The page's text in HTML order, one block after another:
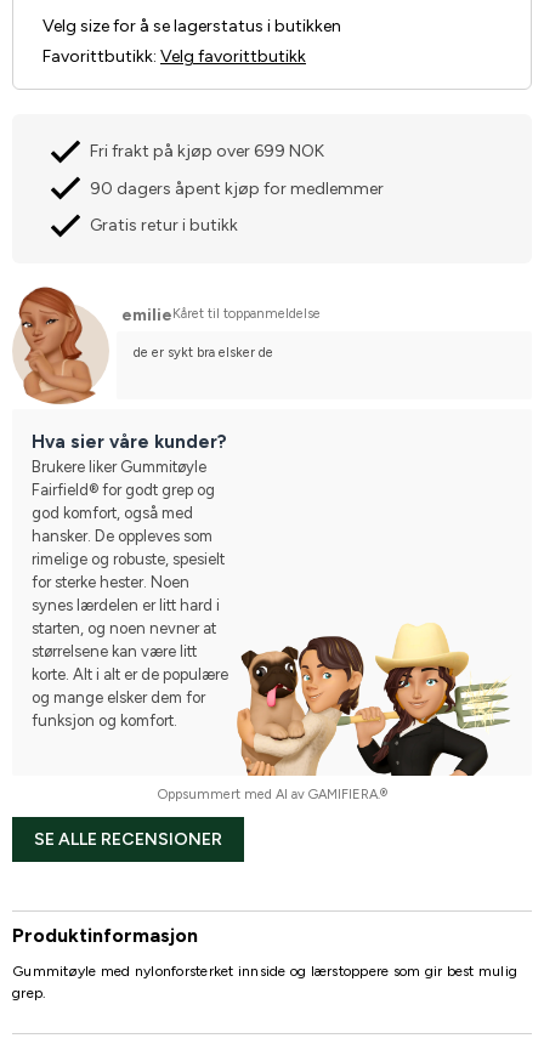
Velg size for å se lagerstatus i butikken
Favorittbutikk: Velg favorittbutikk
Fri frakt på kjøp over 699 NOK
90 dagers åpent kjøp for medlemmer
Gratis retur i butikk
emilie Kåret til toppanmeldelse
de er sykt bra elsker de
Hva sier våre kunder?
Brukere liker Gummitøyle
Fairfield® for godt grep og
god komfort, også med
hansker. De oppleves som
rimelige og robuste, spesielt
for sterke hester. Noen
synes lærdelen er litt hard i
starten, og noen nevner at
størrelsene kan være litt
korte. Alt i alt er de populære
og mange elsker dem for
funksjon og komfort.
Oppsummert med AI av GAMIFIERA.®
SE ALLE RECENSIONER
Produktinformasjon
Gummitøyle med nylonforsterket innside og lærstoppere som gir best mulig
grep.